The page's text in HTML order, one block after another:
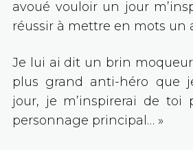
avoué vouloir un jour
réussir à mettre en mots un
Je lui ai dit un brin
plus grand anti-héro que
jour, je m’inspirerai de toi
personnage principal… »